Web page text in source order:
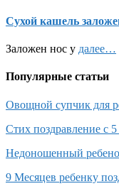
Сухой кашель
Заложен нос у далее…
Популярные статьи
Овощной супчик для
Стих поздравление с
Недоношенный
9 Месяцев ребенку